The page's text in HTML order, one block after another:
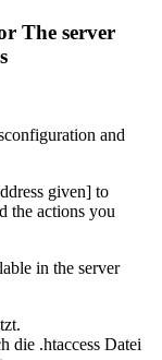
The server
and
given] to
the actions you
in the server
die .htaccess Datei